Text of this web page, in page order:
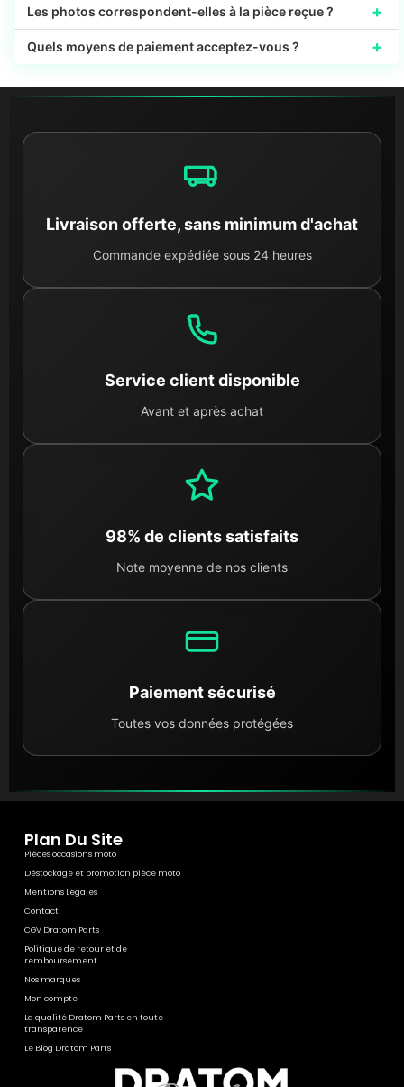
Les photos correspondent-elles à la pièce reçue ? +
Quels moyens de paiement acceptez-vous ? +
Livraison offerte, sans minimum d'achat
Commande expédiée sous 24 heures
Service client disponible
Avant et après achat
98% de clients satisfaits
Note moyenne de nos clients
Paiement sécurisé
Toutes vos données protégées
Plan Du Site
Pièces occasions moto
Déstockage et promotion pièce moto
Mentions Légales
Contact
CGV Dratom Parts
Politique de retour et de
remboursement
Nos marques
Mon compte
La qualité Dratom Parts en toute
transparence
Le Blog Dratom Parts